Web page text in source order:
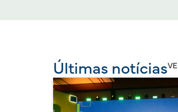
Últimas notícias